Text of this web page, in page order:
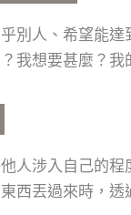
別人、希望能
我想要甚麼？
人涉入自己的
西丟過來時，